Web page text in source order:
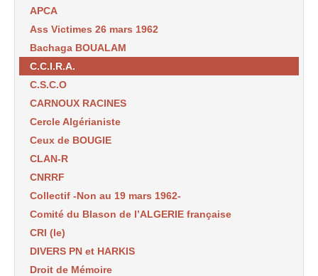
APCA
Ass Victimes 26 mars 1962
Bachaga BOUALAM
C.C.I.R.A.
C.S.C.O
CARNOUX RACINES
Cercle Algérianiste
Ceux de BOUGIE
CLAN-R
CNRRF
Collectif -Non au 19 mars 1962-
Comité du Blason de l’ALGERIE française
CRI (le)
DIVERS PN et HARKIS
Droit de Mémoire